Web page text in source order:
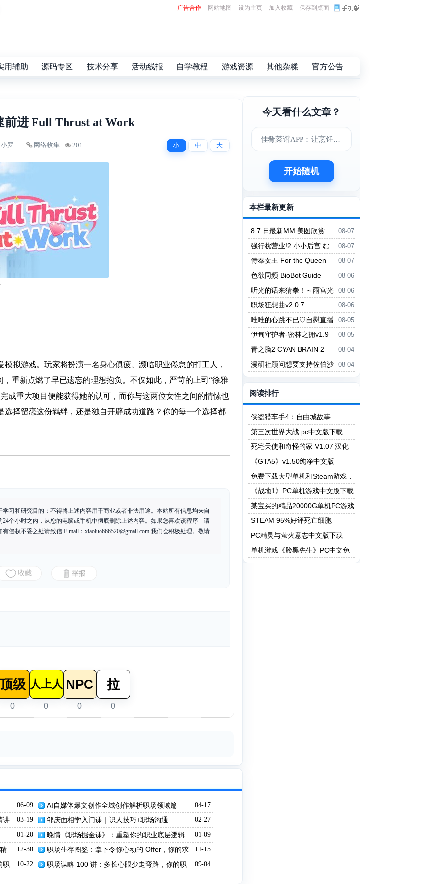
广告合作 网站地图 设为主页 加入收藏 保存到桌面
用辅助 源码专区 技术分享 活动线报 自学教程 游戏资源 其他杂糅 官方公告
前进 Full Thrust at Work
小 中 大
小罗 网络收集 201
拟游戏。玩家将扮演一名身心俱疲、濒临职业倦怠的打工人，
重新点燃了早已遗忘的理想抱负。不仅如此，严苛的上司“徐雅
成重大项目便能获得她的认可，而你与这两位女性之间的情愫也
选择留恋这份羁绊，还是独自开辟成功道路？你的每一个选择都
习和研究目的；不得将上述内容用于商业或者非法用途。本站所有信息均来自
个小时之内，从您的电脑或手机中彻底删除上述内容。如果您喜欢该程序，请
侵权不妥之处请致信 E-mail： xiaoluo666520@gmail.com 我们会积极处理。敬请
顶级
0
人上人
0
NPC
0
拉
0
06-09 04-17
AI自媒体爆文创作全域创作解析职场领域篇
03-19
讲
02-27
邹庆面相学入门课｜识人技巧+职场沟通
01-20 01-09
晚情《职场掘金课》：重塑你的职业底层逻辑
12-30 11-15
职场生存图鉴：拿下令你心动的 Offer，你的求
职与进阶全攻略！
10-22
职
09-04
职场谋略 100 讲：多长心眼少走弯路，你的职
今天看什么文章？
佳肴菜谱APP：让烹饪变得更简单美味
开始随机
本栏最新更新
08-07
8.7 日最新MM 美图欣赏
08-07
强行枕营业!2 小小后宫 む
りヤリ枕営業！2 ちっちゃなハー
レム
08-07
侍奉女王 For the Queen
08-06
色欲同频 BioBot Guide
08-06
听光的话来猜拳！～雨宫光
的深沉之爱～ ヒカリの言いなり
じゃんけん！～雨宮ヒカリの愛の
底～
08-06
职场狂想曲v2.0.7
08-05
唯唯的心跳不已♡自慰直播
日记 ゆいゆいのドキドキ♡おな
にー配信日記
08-05
伊甸守护者-密林之拥v1.9
08-04
青之脑2 CYAN BRAIN 2
08-04
漫研社顾问想要支持佐伯沙
罗 漫研顧問は佐伯ささらを支え
たい
阅读排行
侠盗猎车手4：自由城故事
第三次世界大战 pc中文版下载
死宅天使和奇怪的家 V1.07 汉化
作弊版
《GTA5》v1.50纯净中文版
免费下载大型单机和Steam游戏，
5208G资源一键快速下载
《战地1》PC单机游戏中文版下载
某宝买的精品20000G单机PC游戏
STEAM 95%好评死亡细胞
PC精灵与萤火意志中文版下载
单机游戏《脸黑先生》PC中文免
安装下载